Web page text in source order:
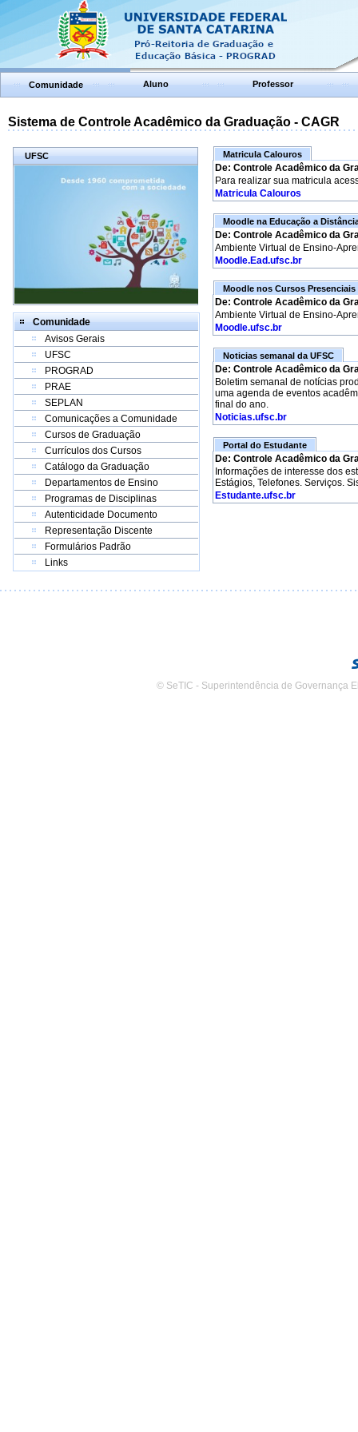
Comunidade Aluno Professor
Sistema de Controle Acadêmico da Graduação - CAGR
UFSC
Comunidade
Avisos Gerais
UFSC
PROGRAD
PRAE
SEPLAN
Comunicações a Comunidade
Cursos de Graduação
Currículos dos Cursos
Catálogo da Graduação
Departamentos de Ensino
Programas de Disciplinas
Autenticidade Documento
Representação Discente
Formulários Padrão
Links
Matricula Calouros
De: Controle Acadêmico da
Para realizar sua matricula
Matricula Calouros
Moodle na Educação a
De: Controle Acadêmico da
Ambiente Virtual de Ensino-
Moodle.Ead.ufsc.br
Moodle nos Cursos Presenciais
De: Controle Acadêmico da
Ambiente Virtual de Ensino-
Moodle.ufsc.br
Noticias semanal da UFSC
De: Controle Acadêmico da
Boletim semanal de notícias
uma agenda de eventos
final do ano.
Noticias.ufsc.br
Portal do Estudante
De: Controle Acadêmico da
Informações de interesse dos
Estágios, Telefones. Serviços.
Estudante.ufsc.br
© SeTIC - Superintendência de Governança